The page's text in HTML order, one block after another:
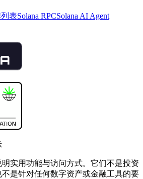
表Solana RPCSolana AI Agent
实用功能与访问方式。它们不是投资
是针对任何数字资产或金融工具的要